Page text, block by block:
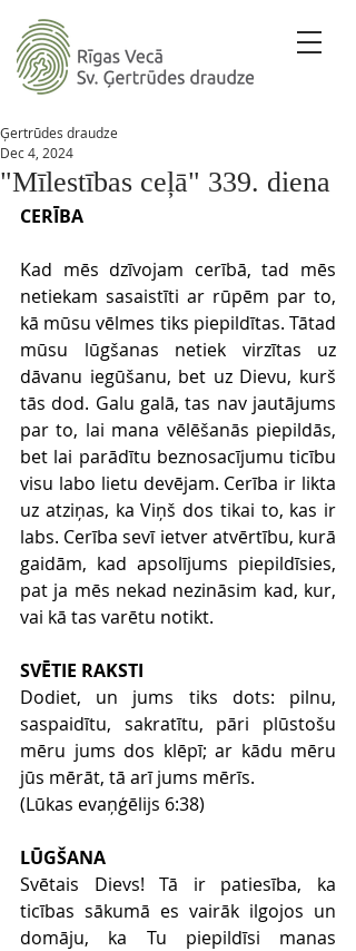
"Mīlestības ceļā" 339. diena
Ģertrūdes draudze
Dec 4, 2024
CERĪBA
Kad mēs dzīvojam cerībā, tad mēs
netiekam sasaistīti ar rūpēm par to,
kā mūsu vēlmes tiks piepildītas. Tātad
mūsu lūgšanas netiek virzītas uz
dāvanu iegūšanu, bet uz Dievu, kurš
tās dod. Galu galā, tas nav jautājums
par to, lai mana vēlēšanās piepildās,
bet lai parādītu beznosacījumu ticību
visu labo lietu devējam. Cerība ir likta
uz atziņas, ka Viņš dos tikai to, kas ir
labs. Cerība sevī ietver atvērtību, kurā
gaidām, kad apsolījums piepildīsies,
pat ja mēs nekad nezināsim kad, kur,
vai kā tas varētu notikt.
SVĒTIE RAKSTI
Dodiet, un jums tiks dots: pilnu,
saspaidītu, sakratītu, pāri plūstošu
mēru jums dos klēpī; ar kādu mēru
jūs mērāt, tā arī jums mērīs.
(Lūkas evaņģēlijs 6:38)
LŪGŠANA
Svētais Dievs! Tā ir patiesība, ka
ticības sākumā es vairāk ilgojos un
domāju, ka Tu piepildīsi manas